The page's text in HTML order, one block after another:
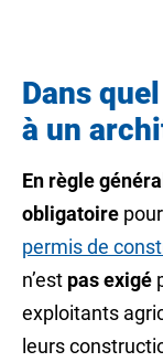
Dans
à un
En règle
obligatoire
permis de
n’est pas exigé
exploitants
leurs